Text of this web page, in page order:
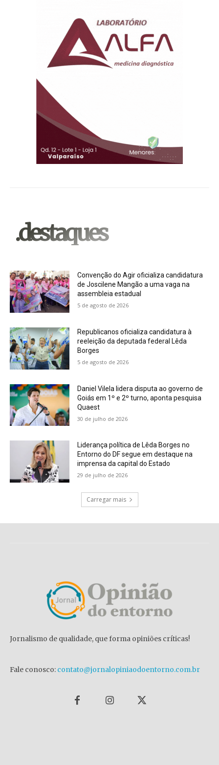
.destaques
Convenção do Agir oficializa candidatura
de Joscilene Mangão a uma vaga na
assembleia estadual
5 de agosto de 2026
Republicanos oficializa candidatura à
reeleição da deputada federal Lêda
Borges
5 de agosto de 2026
Daniel Vilela lidera disputa ao governo de
Goiás em 1º e 2º turno, aponta pesquisa
Quaest
30 de julho de 2026
Liderança política de Lêda Borges no
Entorno do DF segue em destaque na
imprensa da capital do Estado
29 de julho de 2026
Carregar mais
Jornalismo de qualidade, que forma opiniões críticas!
Fale conosco: contato@jornalopiniaodoentorno.com.br